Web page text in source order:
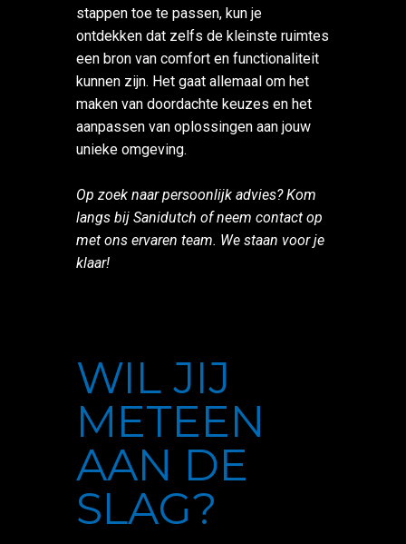
stappen toe te passen, kun je
ontdekken dat zelfs de kleinste ruimtes
een bron van comfort en functionaliteit
kunnen zijn. Het gaat allemaal om het
maken van doordachte keuzes en het
aanpassen van oplossingen aan jouw
unieke omgeving.
Op zoek naar persoonlijk advies? Kom
langs bij Sanidutch of neem contact op
met ons ervaren team. We staan voor je
klaar!
WIL JIJ
METEEN
AAN DE
SLAG?